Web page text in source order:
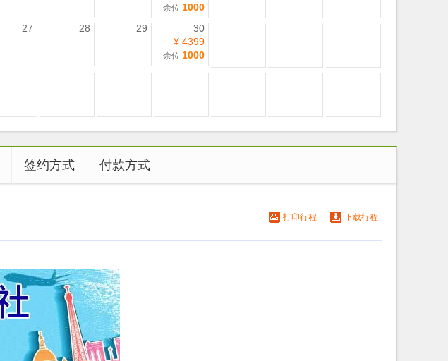
余位 1000
27 28 29
30
¥ 4399
余位 1000
签约方式 付款方式
打印行程 下载行程